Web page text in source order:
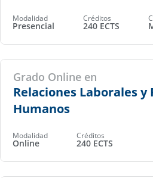
Modalidad
Presencial
Créditos
240 ECTS
Grado Online en
Relaciones Laborales y
Humanos
Modalidad
Online
Créditos
240 ECTS